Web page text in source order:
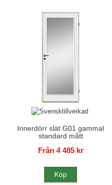
Innerdörr slät G01 gammal
standard mått
Från 4 485 kr
Köp